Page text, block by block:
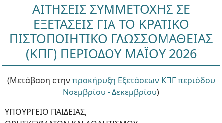
ΑΙΤΗΣΕΙΣ ΣΥΜΜΕΤΟΧΗΣ ΣΕ
ΕΞΕΤΑΣΕΙΣ ΓΙΑ ΤΟ ΚΡΑΤΙΚΟ
ΠΙΣΤΟΠΟΙΗΤΙΚΟ ΓΛΩΣΣΟΜΑΘΕΙΑΣ
(ΚΠΓ) ΠΕΡΙΟΔΟΥ ΜΑΪΟΥ 2026
(Μετάβαση στην προκήρυξη Εξετάσεων ΚΠΓ περιόδου
Νοεμβρίου - Δεκεμβρίου)
ΥΠΟΥΡΓΕΙΟ ΠΑΙΔΕΙΑΣ,